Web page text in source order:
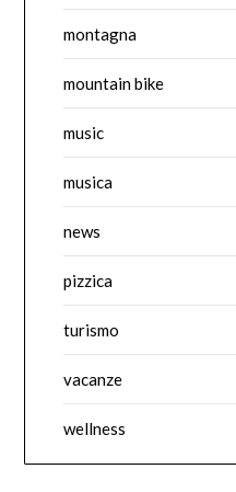
montagna
mountain bike
music
musica
news
pizzica
turismo
vacanze
wellness